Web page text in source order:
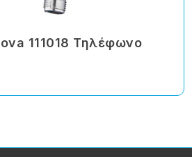
111018 Τηλέφωνο